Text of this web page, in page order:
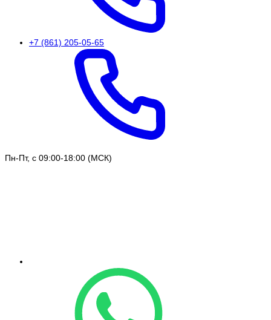
+7 (861) 205-05-65
Пн-Пт, с 09:00-18:00 (МСК)